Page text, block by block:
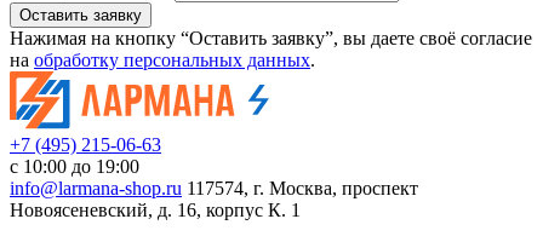
Оставить заявку
Нажимая на кнопку “Оставить заявку”, вы даете своё согласие
на обработку персональных данных.
+7 (495) 215-06-63
с 10:00 до 19:00
info@larmana-shop.ru 117574, г. Москва, проспект
Новоясеневский, д. 16, корпус К. 1